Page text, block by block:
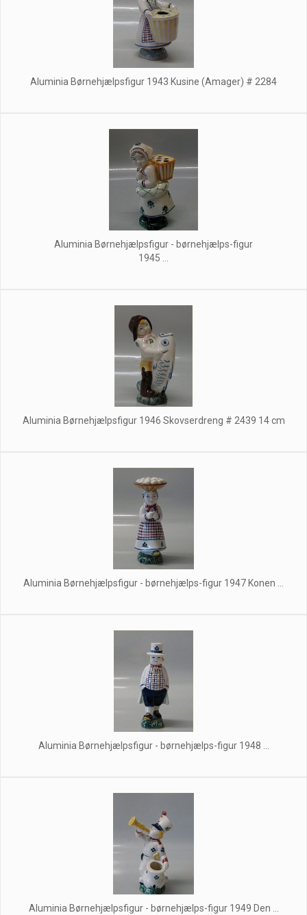
Aluminia Børnehjælpsfigur 1943 Kusine (Amager) # 2284
Aluminia Børnehjælpsfigur - børnehjælps-figur
1945 ...
Aluminia Børnehjælpsfigur 1946 Skovserdreng # 2439 14 cm
Aluminia Børnehjælpsfigur - børnehjælps-figur 1947 Konen ...
Aluminia Børnehjælpsfigur - børnehjælps-figur 1948 ...
Aluminia Børnehjælpsfigur - børnehjælps-figur 1949 Den ...